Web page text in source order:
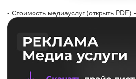
- Стоимость медиауслуг (открыть PDF) -